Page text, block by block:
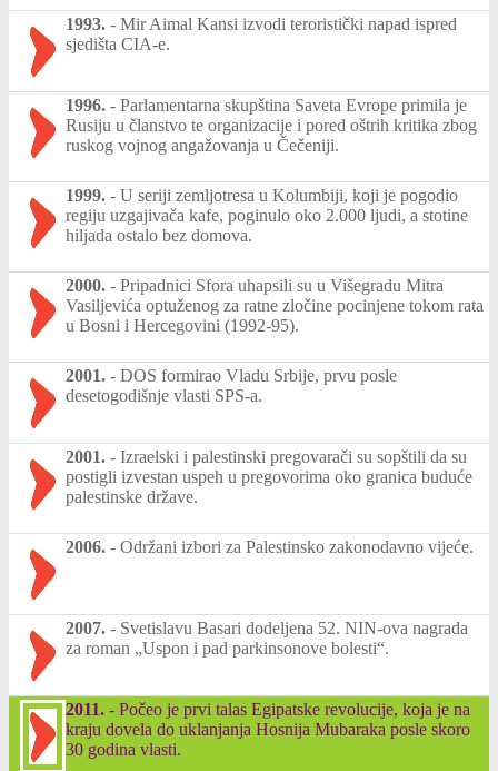
1993. - Mir Aimal Kansi izvodi teroristički napad ispred
sjedišta CIA-e.
1996. - Parlamentarna skupština Saveta Evrope primila je
Rusiju u članstvo te organizacije i pored oštrih kritika zbog
ruskog vojnog angažovanja u Čečeniji.
1999. - U seriji zemljotresa u Kolumbiji, koji je pogodio
regiju uzgajivača kafe, poginulo oko 2.000 ljudi, a stotine
hiljada ostalo bez domova.
2000. - Pripadnici Sfora uhapsili su u Višegradu Mitra
Vasiljevića optuženog za ratne zločine pocinjene tokom rata
u Bosni i Hercegovini (1992-95).
2001. - DOS formirao Vladu Srbije, prvu posle
desetogodišnje vlasti SPS-a.
2001. - Izraelski i palestinski pregovarači su sopštili da su
postigli izvestan uspeh u pregovorima oko granica buduće
palestinske države.
2006. - Održani izbori za Palestinsko zakonodavno vijeće.
2007. - Svetislavu Basari dodeljena 52. NIN-ova nagrada
za roman „Uspon i pad parkinsonove bolesti“.
2011. - Počeo je prvi talas Egipatske revolucije, koja je na
kraju dovela do uklanjanja Hosnija Mubaraka posle skoro
30 godina vlasti.